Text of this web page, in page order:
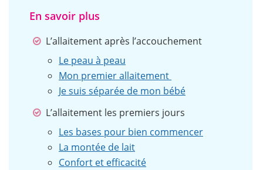
En savoir plus
L’allaitement après l’accouchement
Le peau à peau
Mon premier allaitement
Je suis séparée de mon bébé
L’allaitement les premiers jours
Les bases pour bien commencer
La montée de lait
Confort et efficacité